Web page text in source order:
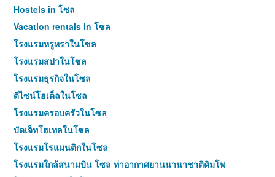
Hostels in โซล
Vacation rentals in โซล
โรงแรมหรูหราในโซล
โรงแรมสปาในโซล
โรงแรมธุรกิจในโซล
ดีไซน์โฮเต็ลในโซล
โรงแรมครอบครัวในโซล
บัดเจ็ทโฮเทลในโซล
โรงแรมโรแมนติกในโซล
โรงแรมใกล้สนามบิน โซล ท่าอากาศยานนานาชาติคิมโพ